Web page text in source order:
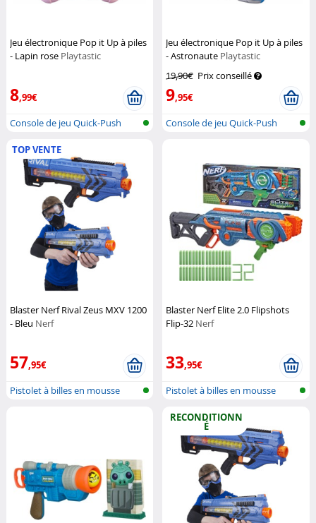
Jeu électronique Pop it Up à piles
- Lapin rose Playtastic
8,99€
Console de jeu Quick-Push
Jeu électronique Pop it Up à piles
- Astronaute Playtastic
19,90€ Prix conseillé
9,95€
Console de jeu Quick-Push
TOP VENTE
Blaster Nerf Rival Zeus MXV 1200
- Bleu Nerf
57,95€
Pistolet à billes en mousse
Blaster Nerf Elite 2.0 Flipshots
Flip-32 Nerf
33,95€
Pistolet à billes en mousse
RECONDITIONN
É